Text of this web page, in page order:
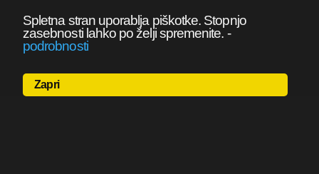
Spletna stran uporablja piškotke. Stopnjo
zasebnosti lahko po želji spremenite. -
podrobnosti
Zapri